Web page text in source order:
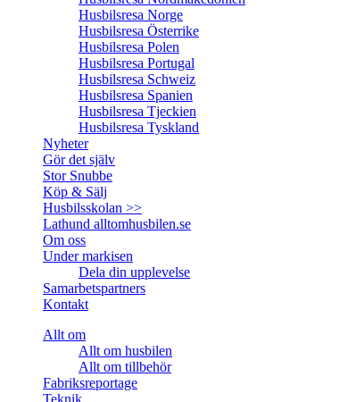
Husbilsresa Norge
Husbilsresa Österrike
Husbilsresa Polen
Husbilsresa Portugal
Husbilsresa Schweiz
Husbilsresa Spanien
Husbilsresa Tjeckien
Husbilsresa Tyskland
Nyheter
Gör det själv
Stor Snubbe
Köp & Sälj
Husbilsskolan >>
Lathund alltomhusbilen.se
Om oss
Under markisen
Dela din upplevelse
Samarbetspartners
Kontakt
Allt om
Allt om husbilen
Allt om tillbehör
Fabriksreportage
Teknik